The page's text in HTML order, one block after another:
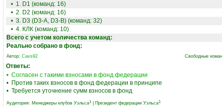
• 1. D1 (команд: 16)
• 2. D2 (команд: 16)
• 3. D3 (D3-A, D3-B) (команд: 32)
• 4. КЛК (команд: 10)
Всего с учетом количества команд:
Реально собрано в фонд:
Автор: Cavs92 Свободные
Ответы:
• Согласен с такими взносами в фонд федерации
• Против таких взносов в фонд федерации в принципе
• Требуется уточнение сумм взносов в фонд
Аудитория: Менеджеры клубов Уэльса1 Президент федерации Уэльса1